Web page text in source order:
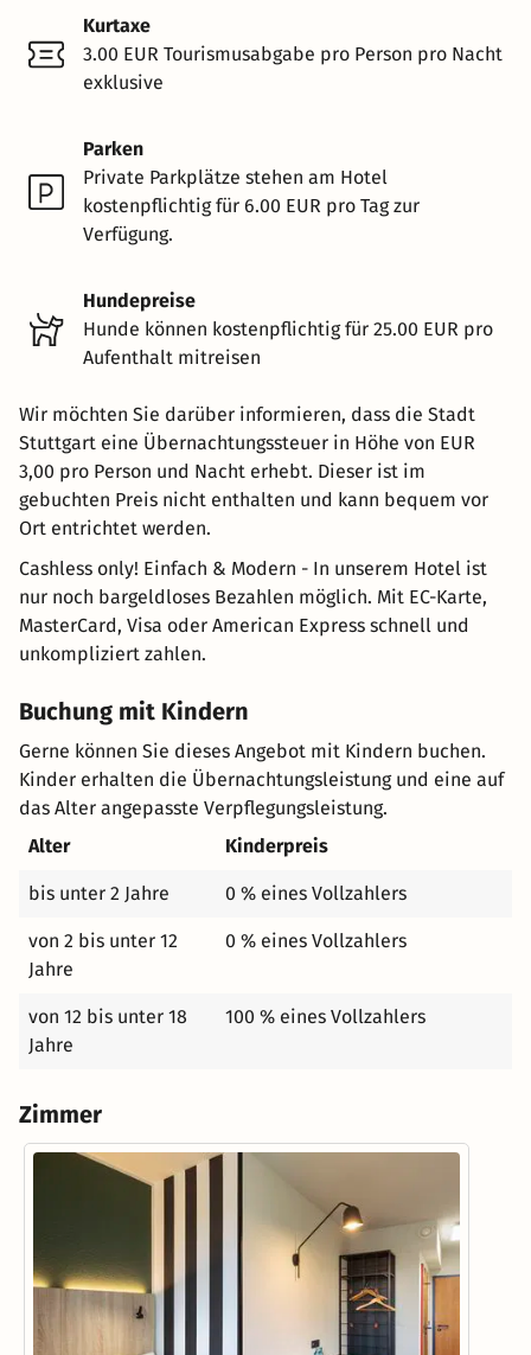
Kurtaxe
3.00 EUR Tourismusabgabe pro Person pro Nacht
exklusive
Parken
Private Parkplätze stehen am Hotel
kostenpflichtig für 6.00 EUR pro Tag zur
Verfügung.
Hundepreise
Hunde können kostenpflichtig für 25.00 EUR pro
Aufenthalt mitreisen
Wir möchten Sie darüber informieren, dass die Stadt
Stuttgart eine Übernachtungssteuer in Höhe von EUR
3,00 pro Person und Nacht erhebt. Dieser ist im
gebuchten Preis nicht enthalten und kann bequem vor
Ort entrichtet werden.
Cashless only! Einfach & Modern - In unserem Hotel ist
nur noch bargeldloses Bezahlen möglich. Mit EC-Karte,
MasterCard, Visa oder American Express schnell und
unkompliziert zahlen.
Buchung mit Kindern
Gerne können Sie dieses Angebot mit Kindern buchen.
Kinder erhalten die Übernachtungsleistung und eine auf
das Alter angepasste Verpflegungsleistung.
Alter
Kinderpreis
bis unter 2 Jahre 0 % eines Vollzahlers
von 2 bis unter 12
Jahre
0 % eines Vollzahlers
von 12 bis unter 18
Jahre
100 % eines Vollzahlers
Zimmer